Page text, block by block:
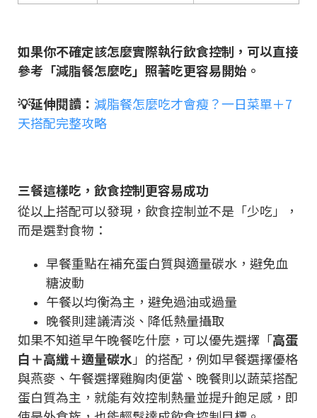
如果你不確定該怎麼實際執行飲食控制，可以直接
參考「減脂餐怎麼吃」照著吃更容易開始。
💡延伸閱讀： 減脂餐怎麼吃才會瘦？一日菜單＋7
天搭配完整攻略
三餐這樣吃，飲食控制更容易成功
從以上搭配可以發現，飲食控制並不是「少吃」，
而是選對食物：
早餐重點在補充蛋白質與適量碳水，避免血
糖波動
午餐以均衡為主，避免過油或過量
晚餐則建議清淡、降低熱量攝取
如果不知道早午晚餐吃什麼，可以優先選擇「高蛋
白＋高纖＋適量碳水」的搭配，例如早餐選擇優格
與燕麥、午餐選擇雞胸肉便當、晚餐則以蔬菜搭配
蛋白質為主，就能有效控制熱量並提升飽足感，即